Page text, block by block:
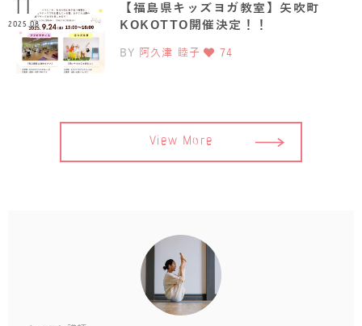
11
2025.08
【福島県キッズヨガ教室】矢吹町
KOKOTTO開催決定！！
BY 阿久津 睦子 74
View More